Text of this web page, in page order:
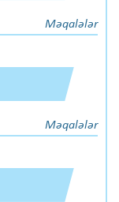
Məqalələr
Məqalələr